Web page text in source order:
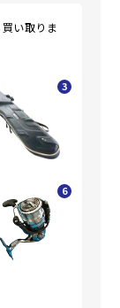
い取りま
3
6